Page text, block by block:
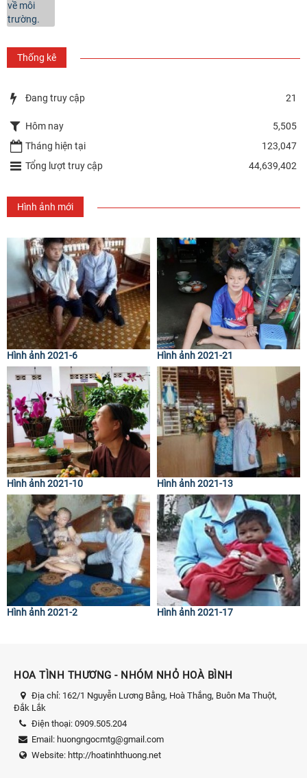
Thống kê
Đang truy cập 21
Hôm nay
5,505
Tháng hiện tại
123,047
Tổng lượt truy cập
44,639,402
Hình ảnh mới
Hình ảnh 2021-6 Hình ảnh 2021-21
Hình ảnh 2021-10 Hình ảnh 2021-13
Hình ảnh 2021-2 Hình ảnh 2021-17
HOA TÌNH THƯƠNG - NHÓM NHỎ HOÀ BÌNH
Địa chỉ: 162/1 Nguyễn Lương Bằng, Hoà Thắng, Buôn Ma Thuột,
Đắk Lắk
Điện thoại: 0909.505.204
Email: huongngocmtg@gmail.com
Website: http://hoatinhthuong.net